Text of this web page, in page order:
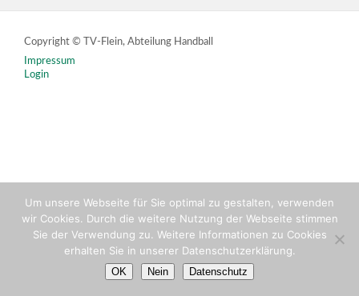
Copyright © TV-Flein, Abteilung Handball
Impressum
Login
Um unsere Webseite für Sie optimal zu gestalten, verwenden
wir Cookies. Durch die weitere Nutzung der Webseite stimmen
Sie der Verwendung zu. Weitere Informationen zu Cookies
erhalten Sie in unserer Datenschutzerklärung.
OK Nein Datenschutz